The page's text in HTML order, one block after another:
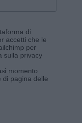
di
accetti che le
per
sulla privacy
momento
di pagina delle